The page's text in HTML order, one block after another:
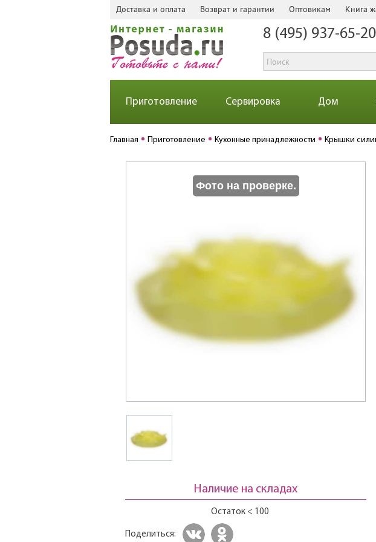
Доставка и оплата Возврат и гарантии Оптовикам Книга
8 (495) 937-65-20
Приготовление Сервировка Дом
Главная Приготовление Кухонные принадлежности Крышки
Фото на проверке.
Наличие на складах
Остаток < 100
Поделиться: